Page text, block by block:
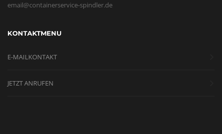
email@containerservice-spindler.de
KONTAKTMENU
E-MAILKONTAKT
JETZT ANRUFEN